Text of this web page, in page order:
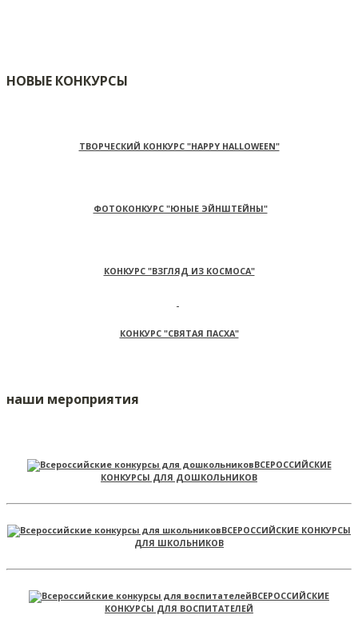
НОВЫЕ КОНКУРСЫ
ТВОРЧЕСКИЙ КОНКУРС "HAPPY HALLOWEEN"
ФОТОКОНКУРС "ЮНЫЕ ЭЙНШТЕЙНЫ"
КОНКУРС "ВЗГЛЯД ИЗ КОСМОСА"
КОНКУРС "СВЯТАЯ ПАСХА"
наши мероприятия
ВСЕРОССИЙСКИЕ
КОНКУРСЫ ДЛЯ ДОШКОЛЬНИКОВ
ВСЕРОССИЙСКИЕ КОНКУРСЫ
ДЛЯ ШКОЛЬНИКОВ
ВСЕРОССИЙСКИЕ
КОНКУРСЫ ДЛЯ ВОСПИТАТЕЛЕЙ